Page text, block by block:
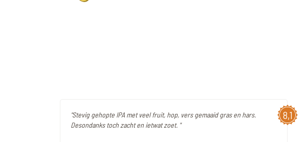
8,1
"Stevig gehopte IPA met veel fruit, hop, vers gemaaid gras en hars.
Desondanks toch zacht en ietwat zoet. "